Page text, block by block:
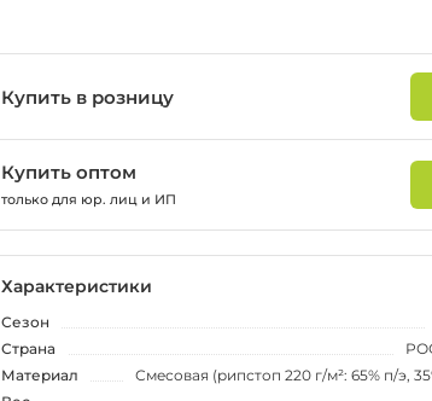
Купить в розницу
Купить оптом
только для юр. лиц и ИП
Характеристики
Сезон
Страна
Материал
Смесовая (рипстоп 220 г/м²: 65% п/э,